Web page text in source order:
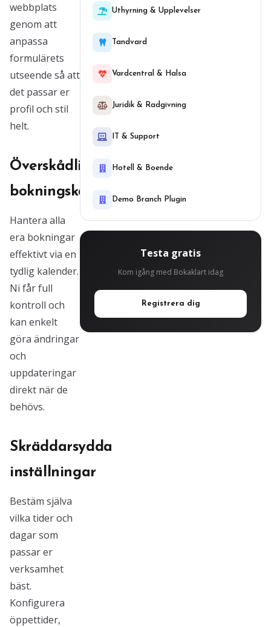
webbplats
genom att
anpassa
formulärets
utseende så att
det passar er
profil och stil
helt.
Överskådlig
bokningskalender
Hantera alla
era bokningar
effektivt via en
tydlig kalender.
Ni får full
kontroll och
kan enkelt
göra ändringar
och
uppdateringar
direkt när de
behövs.
Skräddarsydda
inställningar
Bestäm själva
vilka tider och
dagar som
passar er
verksamhet
bäst.
Konfigurera
öppettider,
Uthyrning & Upplevelser
Tandvard
Vardcentral & Halsa
Juridik & Radgivning
IT & Support
Hotell & Boende
Demo Branch Plugin
Testa gratis
Kom igång med Bokaklart idag
Registrera dig